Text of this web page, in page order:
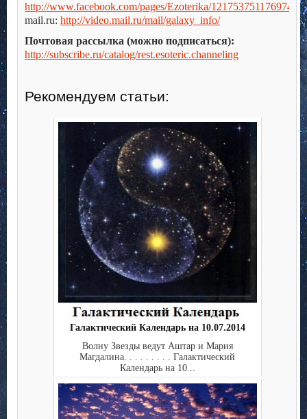
http://www.facebook.com/pages/Ezoterika/121753751176974
mail.ru: http://video.mail.ru/mail/galaxy_info/
Почтовая рассылка (можно подписаться):
http://subscribe.ru/catalog/rest.esoteric.channeling
Рекомендуем статьи:
Галактический Календарь на 10.07.2014
Волну Звезды ведут Аштар и Мария
Магдалина. . . . . . . . . Галактический
Календарь на 10...